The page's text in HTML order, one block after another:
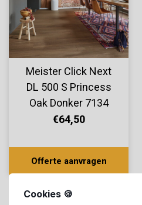
Cookies 🍪
Meister Click Next
DL 500 S Princess
Oak Donker 7134
€64,50
Offerte aanvragen